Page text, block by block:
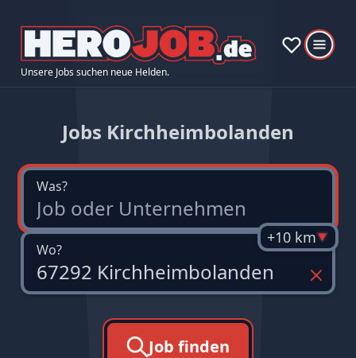
Unsere Jobs suchen neue Helden.
Jobs Kirchheimbolanden
Was?
Wo?
+10 km
Job finden